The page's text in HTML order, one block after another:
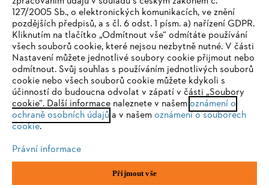
Služby
Ochrana osobních údajů Právní doložka Cookies
IHR BROWSER WIRD NICHT
UNTERSTÜTZT
Sie nutzen einen Browser, den wir noch nicht unterstützen. Für
eine optimale Nutzung unserer Seite empfehlen wir Ihnen, zu
einem der folgenden Browser zu wechseln:
Firefox Chrome
127/2005 Sb., o elektronických komunikacích, ve znění
pozdějších předpisů, a s čl. 6 odst. 1 písm. a) nařízení GDPR.
Kliknutím na tlačítko „Odmítnout vše“ odmítáte používání
všech souborů cookie, které nejsou nezbytně nutné. V části
Nastavení můžete jednotlivé soubory cookie přijmout nebo
odmítnout. Svůj souhlas s používáním jednotlivých souborů
cookie nebo všech souborů cookie můžete kdykoli s
účinností do budoucna odvolat v zápatí v části „Soubory
cookie“. Další informace naleznete v našem oznámení o
ochraně osobních údajůa v našem oznámení o souborech
cookie.
Právní informace
Přijmout vše